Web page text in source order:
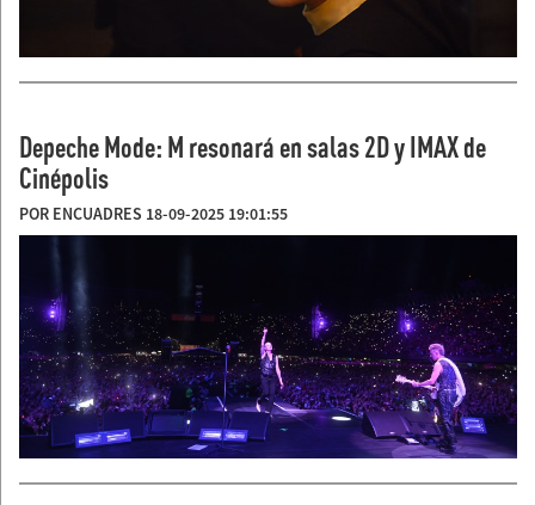
Depeche Mode: M resonará en salas 2D y IMAX de
Cinépolis
POR ENCUADRES 18-09-2025 19:01:55